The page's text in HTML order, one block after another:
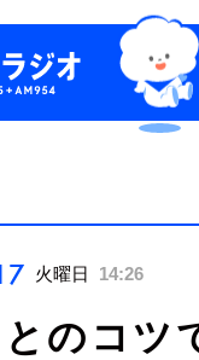
火曜日 14:26
のコツ